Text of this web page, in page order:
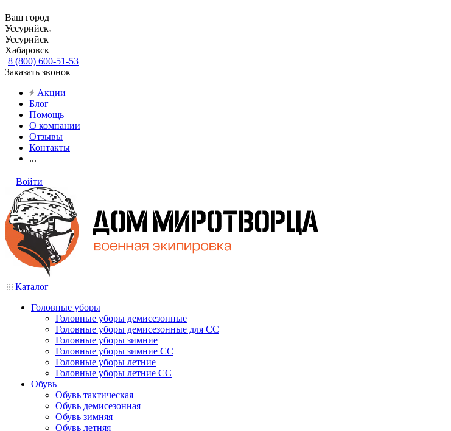
Ваш город
Уссурийск
Уссурийск
Хабаровск
8 (800) 600-51-53
Заказать звонок
Акции
Блог
Помощь
О компании
Отзывы
Контакты
...
Войти
Каталог
Головные уборы
Головные уборы демисезонные
Головные уборы демисезонные для СС
Головные уборы зимние
Головные уборы зимние СС
Головные уборы летние
Головные уборы летние СС
Обувь
Обувь тактическая
Обувь демисезонная
Обувь зимняя
Обувь летняя